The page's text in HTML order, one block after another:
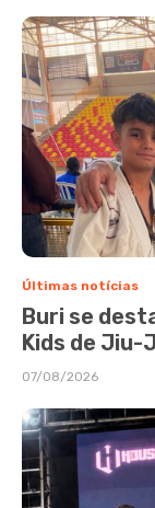
Últimas notícias
Buri se
Kids de Jiu-
07/08/2026